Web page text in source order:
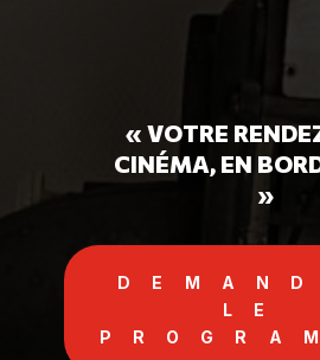
« VOTRE
CINÉMA, EN
»
LE